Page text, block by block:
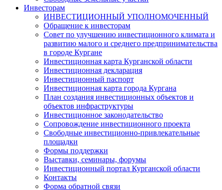
Инвесторам
ИНВЕСТИЦИОННЫЙ УПОЛНОМОЧЕННЫЙ
Обращение к инвесторам
Совет по улучшению инвестиционного климата и
развитию малого и среднего предпринимательства
в городе Кургане
Инвестиционная карта Курганской области
Инвестиционная декларация
Инвестиционный паспорт
Инвестиционная карта города Кургана
План создания инвестиционных объектов и
объектов инфраструктуры
Инвестиционное законодательство
Сопровождение инвестиционного проекта
Свободные инвестиционно-привлекательные
площадки
Формы поддержки
Выставки, семинары, форумы
Инвестиционный портал Курганской области
Контакты
Форма обратной связи